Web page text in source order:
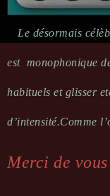
Le désormais
est monophonique
habituels et glisser
d’intensité.Comme
Merci de